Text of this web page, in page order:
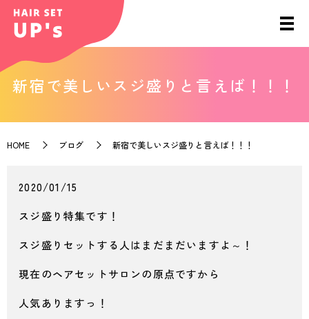
新宿で美しいスジ盛りと言えば！！！
HOME ブログ 新宿で美しいスジ盛りと言えば！！！
2020/01/15
スジ盛り特集です！
スジ盛りセットする人はまだまだいますよ～！
現在のヘアセットサロンの原点ですから
人気ありますっ！